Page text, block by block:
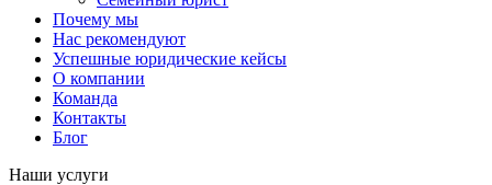
Почему мы
Нас рекомендуют
Успешные юридические кейсы
О компании
Команда
Контакты
Блог
Наши услуги